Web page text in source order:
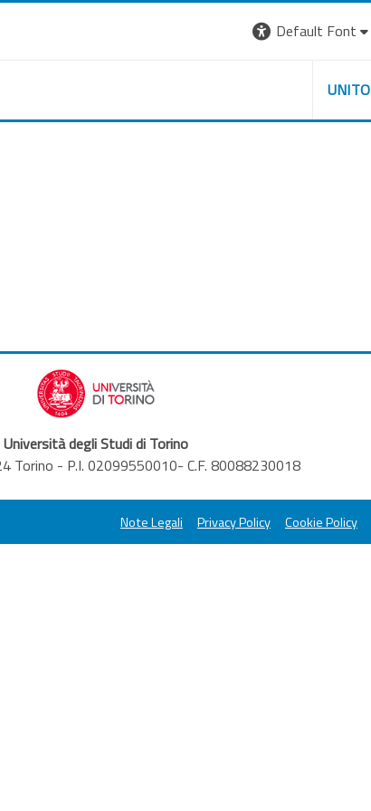
Default Font
UNITO
Università degli Studi di Torino
Torino - P.I. 02099550010- C.F. 80088230018
Note Legali Privacy Policy Cookie Policy